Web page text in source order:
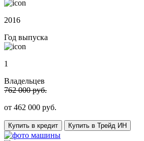
2016
Год выпуска
1
Владельцев
762 000 руб.
от 462 000 руб.
Купить в кредит Купить в Трейд ИН